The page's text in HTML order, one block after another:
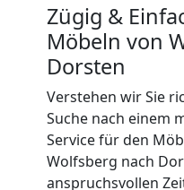
Zügig &
Möbeln von
Dorsten
Verstehen wir Sie
Suche nach einem
Service für den
Wolfsberg nach
anspruchsvollen
Wolfsberg
Umzug